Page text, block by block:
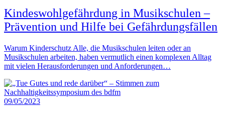
Kindeswohlgefährdung in Musikschulen –
Prävention und Hilfe bei Gefährdungsfällen
Warum Kinderschutz Alle, die Musikschulen leiten oder an
Musikschulen arbeiten, haben vermutlich einen komplexen Alltag
mit vielen Herausforderungen und Anforderungen…
09/05/2023